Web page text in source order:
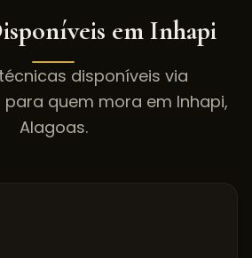
emInhapi
disponíveis via
quem mora em Inhapi,
Alagoas.